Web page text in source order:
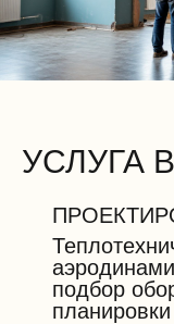
УСЛУГА
подбор